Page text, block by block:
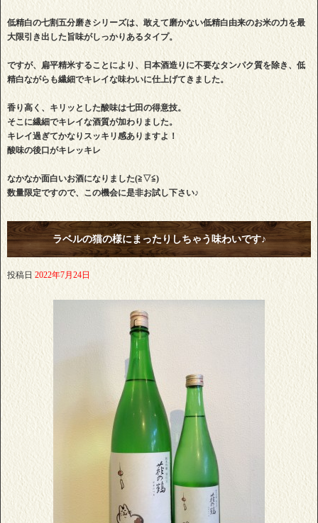
低精白の七割五分磨きシリーズは、敢えて磨かない低精白由来のお米の力を最
大限引き出した旨味がしっかりあるタイプ。
ですが、扁平精米することにより、日本酒造りに不要なタンパク質を除き、低
精白ながらも繊細でキレイな味わいに仕上げてきました。
香り高く、キリッとした酸味は七田の得意技。
そこに繊細でキレイな酒質が加わりました。
キレイ過ぎてかなりスッキリ感ありますよ！
酸味の後口がキレッキレ
なかなか面白いお酒になりました(≧▽≦)
数量限定ですので、この機会に是非お試し下さい♪
ラベルの猫の様にまったりしちゃう味わいです♪
投稿日 2022年7月24日